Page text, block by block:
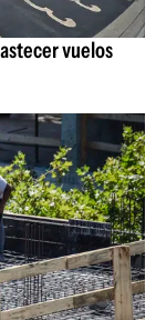
vuelos